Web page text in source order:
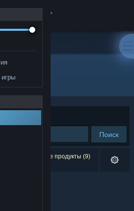
Поиск
0. Некоторые продукты (9)